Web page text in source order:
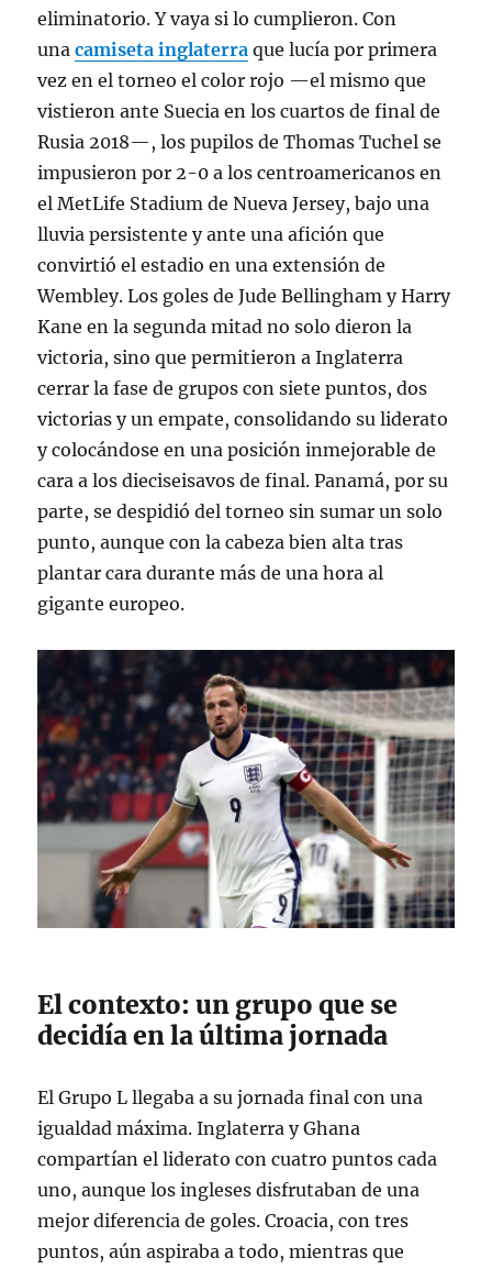
eliminatorio. Y vaya si lo cumplieron. Con
unacamiseta inglaterra que lucía por primera
vez en el torneo el color rojo —el mismo que
vistieron ante Suecia en los cuartos de final de
Rusia 2018—, los pupilos de Thomas Tuchel se
impusieron por 2-0 a los centroamericanos en
el MetLife Stadium de Nueva Jersey, bajo una
lluvia persistente y ante una afición que
convirtió el estadio en una extensión de
Wembley. Los goles de Jude Bellingham y Harry
Kane en la segunda mitad no solo dieron la
victoria, sino que permitieron a Inglaterra
cerrar la fase de grupos con siete puntos, dos
victorias y un empate, consolidando su liderato
y colocándose en una posición inmejorable de
cara a los dieciseisavos de final. Panamá, por su
parte, se despidió del torneo sin sumar un solo
punto, aunque con la cabeza bien alta tras
plantar cara durante más de una hora al
gigante europeo.
El contexto: un grupo que se
decidía en la última jornada
El Grupo L llegaba a su jornada final con una
igualdad máxima. Inglaterra y Ghana
compartían el liderato con cuatro puntos cada
uno, aunque los ingleses disfrutaban de una
mejor diferencia de goles. Croacia, con tres
puntos, aún aspiraba a todo, mientras que